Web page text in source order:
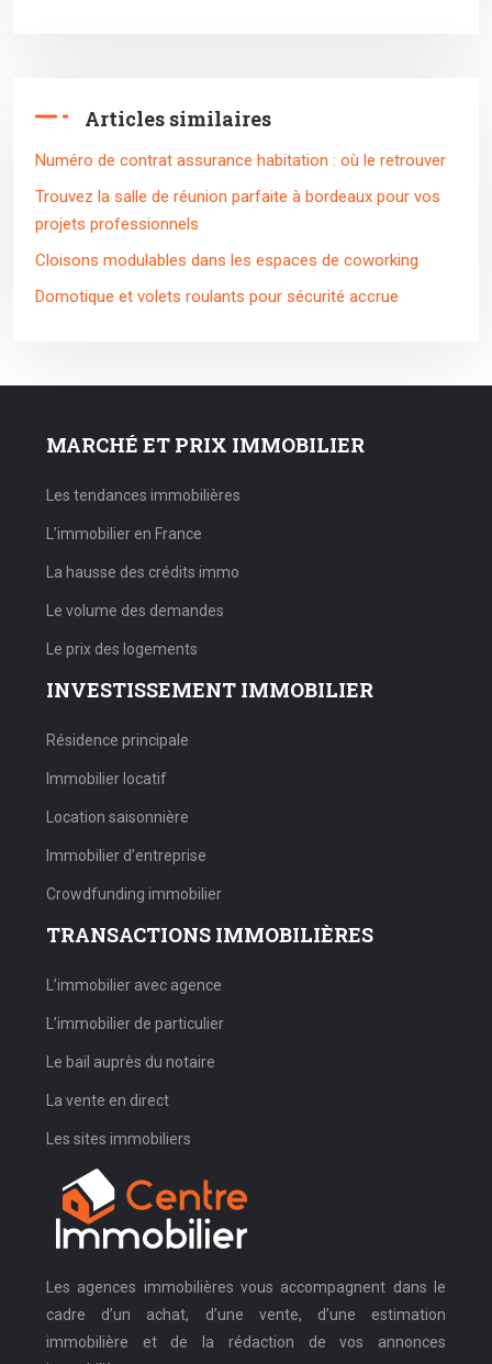
Articles similaires
Numéro de contrat assurance habitation : où le retrouver
Trouvez la salle de réunion parfaite à bordeaux pour vos
projets professionnels
Cloisons modulables dans les espaces de coworking
Domotique et volets roulants pour sécurité accrue
MARCHÉ ET PRIX IMMOBILIER
Les tendances immobilières
L’immobilier en France
La hausse des crédits immo
Le volume des demandes
Le prix des logements
INVESTISSEMENT IMMOBILIER
Résidence principale
Immobilier locatif
Location saisonnière
Immobilier d’entreprise
Crowdfunding immobilier
TRANSACTIONS IMMOBILIÈRES
L’immobilier avec agence
L’immobilier de particulier
Le bail auprès du notaire
La vente en direct
Les sites immobiliers
Les agences immobilières vous accompagnent dans le
cadre d’un achat, d’une vente, d’une estimation
immobilière et de la rédaction de vos annonces